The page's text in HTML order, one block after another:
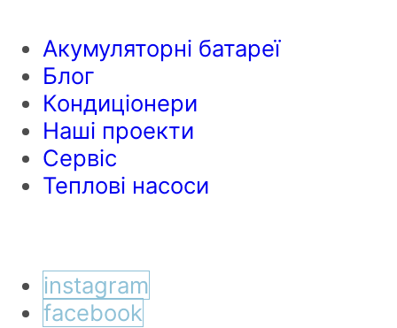
Акумуляторні батареї
Блог
Кондиціонери
Наші проекти
Сервіс
Теплові насоси
instagram
facebook